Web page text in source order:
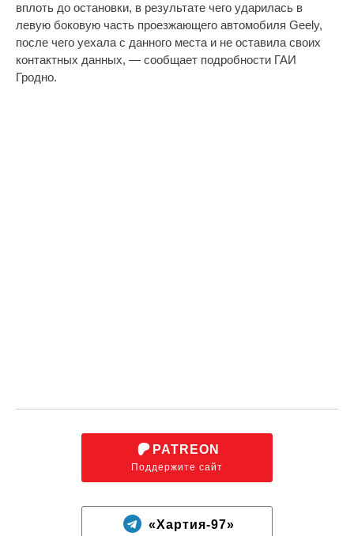
вплоть до остановки, в результате чего ударилась в
левую боковую часть проезжающего автомобиля Geely,
после чего уехала с данного места и не оставила своих
контактных данных, — сообщает подробности ГАИ
Гродно.
PATREON
Поддержите сайт
«Хартия-97»